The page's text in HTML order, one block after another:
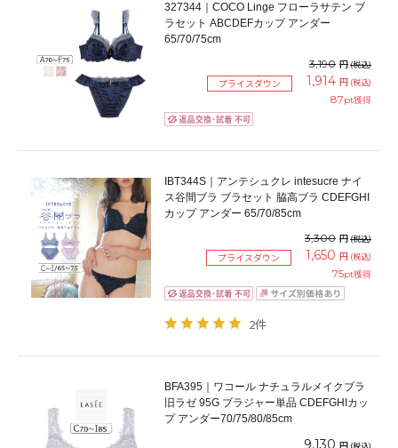
327344｜COCO Linge フローラサテン ブ
ラセット ABCDEFカップ アンダー
65/70/75cm
3,190 円(税込)
プライスダウン 1,914 円 (税込)
87pt獲得
IBT344S｜アンテシュクレ intesucre ナイ
ス谷間ブラ ブラセット 脇高ブラ CDEFGHI
カップ アンダー 65/70/85cm
3,300 円(税込)
プライスダウン 1,650 円 (税込)
75pt獲得
2件
BFA395｜ワコール ナチュラルメイクブラ
旧ラゼ 95G ブラジャー単品 CDEFGHIカッ
プ アンダー70/75/80/85cm
9,130 円